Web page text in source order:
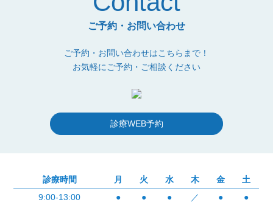
ご予約・お問い合わせ
ご予約・お問い合わせはこちらまで！
お気軽にご予約・ご相談ください
診療WEB予約
診療時間 月 火 水 木 金
土
9:00-13:00
● ● ● ／ ●
●